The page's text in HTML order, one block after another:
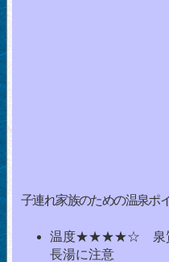
子連れ家族のための温泉ポ
温度★★★★☆ 泉
長湯に注意